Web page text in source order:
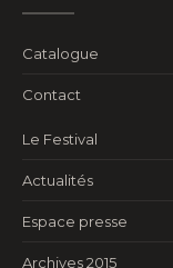
Catalogue
Contact
Le Festival
Actualités
Espace presse
Archives 2015